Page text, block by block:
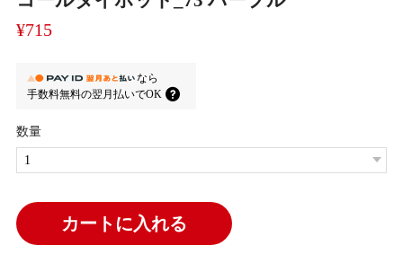
¥715
なら
手数料無料の翌月払いでOK
数量
カートに入れる